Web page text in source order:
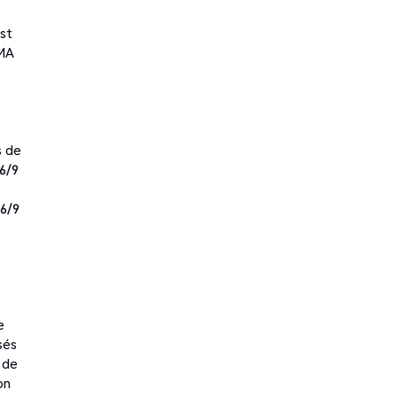
de
9
9